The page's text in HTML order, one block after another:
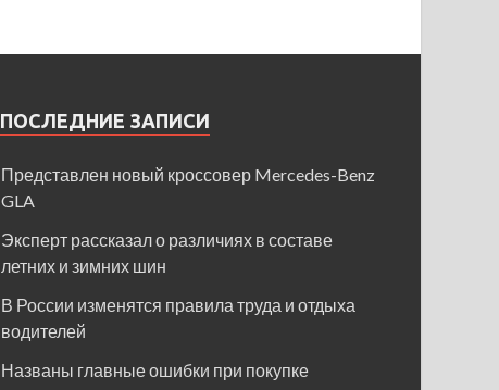
ПОСЛЕДНИЕ ЗАПИСИ
Представлен новый кроссовер Mercedes-Benz
GLA
Эксперт рассказал о различиях в составе
летних и зимних шин
В России изменятся правила труда и отдыха
водителей
Названы главные ошибки при покупке